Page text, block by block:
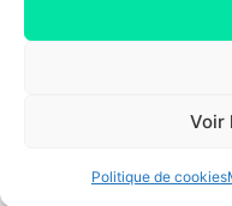
Voir
Politique de cookies